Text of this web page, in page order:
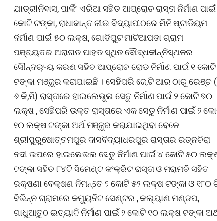
ଯାତ୍ରୀନିବାସ, ପାର୍କିଂ ଏରିଆ ସହିତ ଆପ୍ରୋଚ ରାସ୍ତା ନିର୍ମାଣ ପାଇଁ
କୋଟି ଟଙ୍କା, ରାଧାକାନ୍ତ ଜୀଉ ବିଦ୍ୟାପୀଠରେ ମିନି ଷ୍ଟାଡିୟମ
ନିର୍ମାଣ ପାଇଁ ୫୦ ଲକ୍ଷ, ଗୋଡିପୁଟ ମାଟିଆପଡା ଗ୍ରାମ
ପଞ୍ଚାୟତର ଅରାଗଡ ପାହଡ ସ୍ଥିତ ବୌଦ୍ଧକୀନ୍ନିସ୍ଥଳର
ସୌନ୍ଦର‌୍ୟ୍ୟ କରଣ ସହିତ ଆପ୍ରୋଚ ରୋଡ ନିର୍ମାଣ ପାଇଁ ୧ କୋଟି
ଟଙ୍କା ମଞ୍ଜୁର କରାଯାଇଛି । ସେହିପରି ଜେ,ଟି ଆର ଠାରୁ ରେଞ୍ଚ (
୬ କି,ମି) ରାସ୍ତାରେ ହାଇଲେଭୁଲ ସେତୁ ନିର୍ମାଣ ପାଇଁ ୨ କୋଟି ୭୦
ଲକ୍ଷ , ସେହିପରି ଉକ୍ତ ରାସ୍ତାରେ ଏକ ସେତୁ ନିର୍ମାଣ ପାଇଁ ୨
୧୦ ଲକ୍ଷ ଟଙ୍କା ଅର୍ଥ ମଞ୍ଜୁର କରାଯାଇଥିବା ବେଳେ
ଶ୍ରୀପୁରୁଷୋତ୍ତମପୁର ଦାସବିଦ୍ୟାଧରପୁର ରାସ୍ତାର ରତ୍ନଚିରା
ନଦୀ ଉପରେ ହାଇଲେଭଲ ସେତୁ ନିର୍ମାଣ ପାଇଁ ୪ କୋଟି ୫୦
ଟଙ୍କା ସହିତ ୮୪ଟି ସିମେଣ୍ଟ କଂକ୍ରିଟ ରାସ୍ତା ଓ ମରାମତି ସହିତ
ରକ୍ଷଣା ବେକ୍ଷଣ ନିମନ୍ତେ ୨ କୋଟି ୫୨ ଲକ୍ଷ ଟଙ୍କା ଓ ୧୮୦
ବିଭିନ୍ନ ଗ୍ରାମରେ କମ୍ୟୁନିଟ ସେଣ୍ଟର , କଲ୍ୟାଣ ମଣ୍ଡପ,
ଗାଧୁଆତୁଠ ଇତ୍ୟାଦି ନିର୍ମାଣ ପାଇଁ ୨ କୋଟି ୧୦ ଲକ୍ଷ ଟଙ୍କା